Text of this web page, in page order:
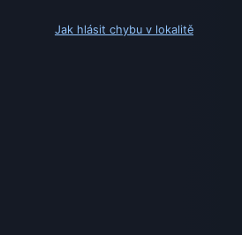
Jak hlásit chybu v lokalitě